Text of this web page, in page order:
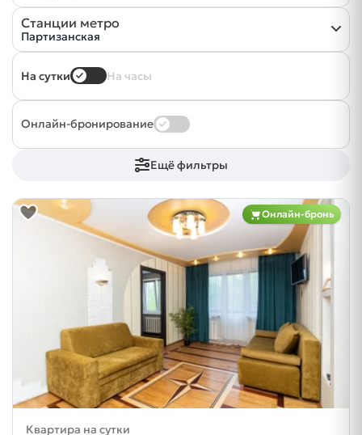
Станции метро
Партизанская
На сутки На часы
Онлайн-бронирование
Ещё фильтры
Онлайн-бронь
Квартира на сутки